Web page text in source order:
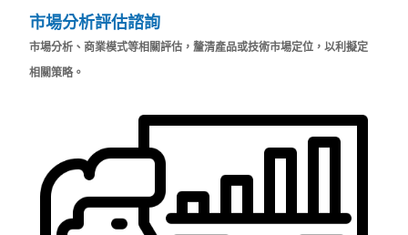
市場分析評估諮詢
市場分析、商業模式等相關評估，釐清產品或技術市場定位，以利擬定
相關策略。